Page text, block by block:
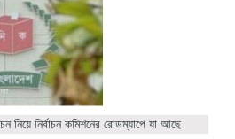
নিয়ে নির্বাচন কমিশনের রোডম্যাপে যা আছে